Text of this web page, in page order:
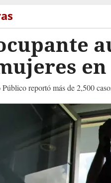
reportó más de 2,500